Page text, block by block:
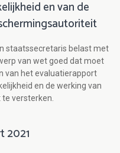
en van de
staatssecretaris belast met
van wet goed dat moet
van het evaluatierapport
en de werking van
versterken.
2021